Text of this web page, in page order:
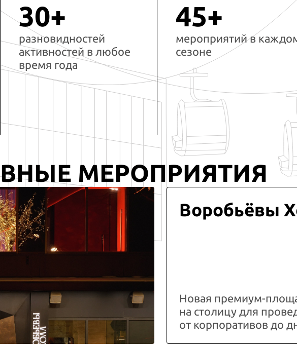
30+
разновидностей
активностей в любое
время года
45+
мероприятий в
сезоне
МЕРОПРИЯТИЯ
Воробьёвы
Новая премиум-
на столицу для
от корпоративов до